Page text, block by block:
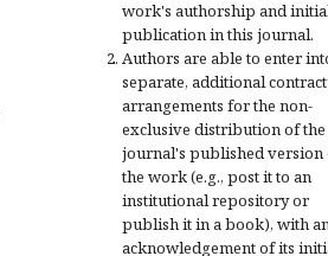
work's authorship and
publication in this journal.
Authors are able to enter
separate, additional
arrangements for the non-
exclusive distribution of the
journal's published version
the work (e.g., post it to an
institutional repository or
publish it in a book), with
acknowledgement of its